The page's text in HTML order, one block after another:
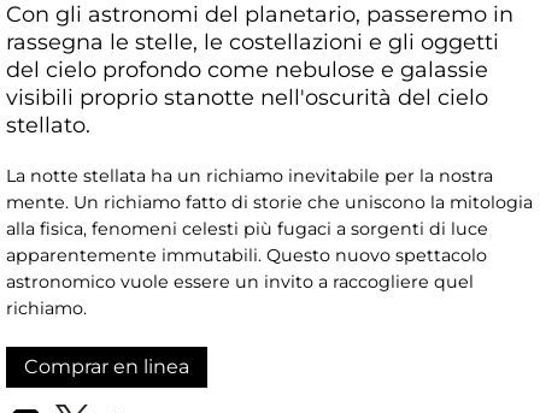
Con gli astronomi del planetario, passeremo in
rassegna le stelle, le costellazioni e gli oggetti
del cielo profondo come nebulose e galassie
visibili proprio stanotte nell'oscurità del cielo
stellato.
La notte stellata ha un richiamo inevitabile per la nostra
mente. Un richiamo fatto di storie che uniscono la mitologia
alla fisica, fenomeni celesti più fugaci a sorgenti di luce
apparentemente immutabili. Questo nuovo spettacolo
astronomico vuole essere un invito a raccogliere quel
richiamo.
Comprar en linea